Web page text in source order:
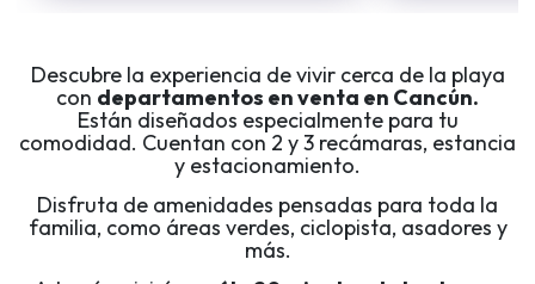
Descubre la experiencia de vivir cerca de la playa
con departamentos en venta en Cancún.
Están diseñados especialmente para tu
comodidad. Cuentan con 2 y 3 recámaras, estancia
y estacionamiento.
Disfruta de amenidades pensadas para toda la
familia, como áreas verdes, ciclopista, asadores y
más.